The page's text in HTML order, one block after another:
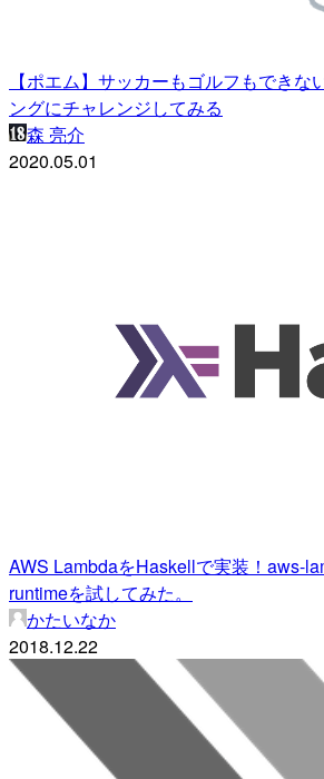
【ポエム】サッカーもゴルフもできな
ングにチャレンジしてみる
森 亮介
2020.05.01
AWS LambdaをHaskellで実装！aws-
runtimeを試してみた。
かたいなか
2018.12.22